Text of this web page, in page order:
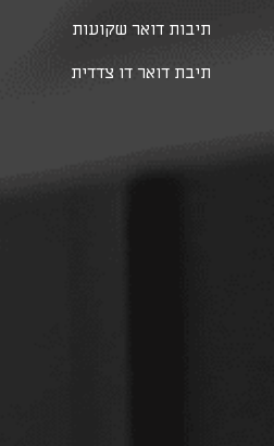
תיבות דואר שקועות
תיבת דואר דו צדדית